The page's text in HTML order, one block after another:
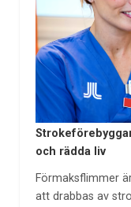
och rädda liv
Förmaksflimmer
att drabbas av